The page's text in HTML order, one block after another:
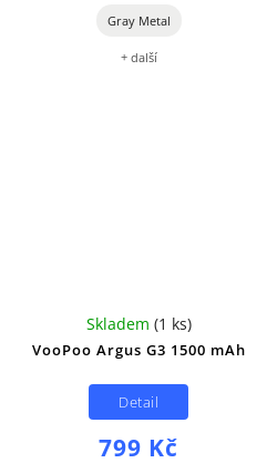
Gray Metal
+ další
VooPoo Argus G3 1500 mAh
Skladem (1 ks)
799 Kč
Detail